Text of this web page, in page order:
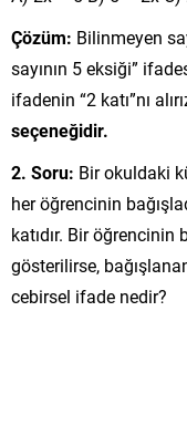
Çözüm: Bilinmeyen
sayının 5 eksiği”
ifadenin “2 katı”nı
seçeneğidir.
2. Soru: Bir okuldaki
her öğrencinin
katıdır. Bir öğrencinin
gösterilirse,
cebirsel ifade nedir?